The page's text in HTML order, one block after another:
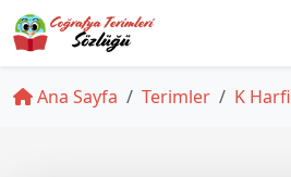
Ana Sayfa Terimler K Harfi